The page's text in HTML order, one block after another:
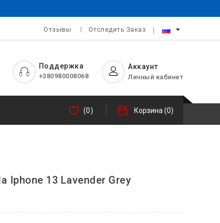
Отзывы Отследить Заказ
Аккаунт
Личный кабинет
Поддержка
+380980008068
(0) Корзина(0)
Iphone 13 Lavender Grey